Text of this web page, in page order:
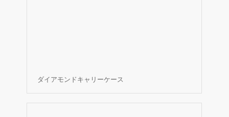
ダイアモンドキャリーケース